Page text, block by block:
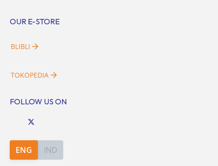
OUR E-STORE
BLIBLI
TOKOPEDIA
FOLLOW US ON
ENG IND